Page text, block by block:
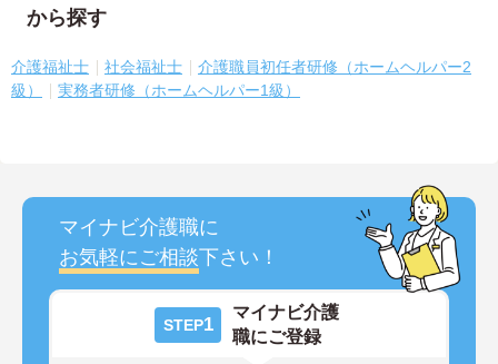
から探す
介護福祉士 社会福祉士
介護職員初任者研修（ホームヘルパー2
級）
実務者研修（ホームヘルパー1級）
マイナビ介護職に
お気軽にご相談下さい！
STEP1
マイナビ介護
職にご登録